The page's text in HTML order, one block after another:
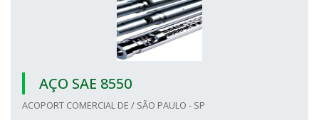
AÇO SAE 8550
ACOPORT COMERCIAL DE / SÃO PAULO - SP